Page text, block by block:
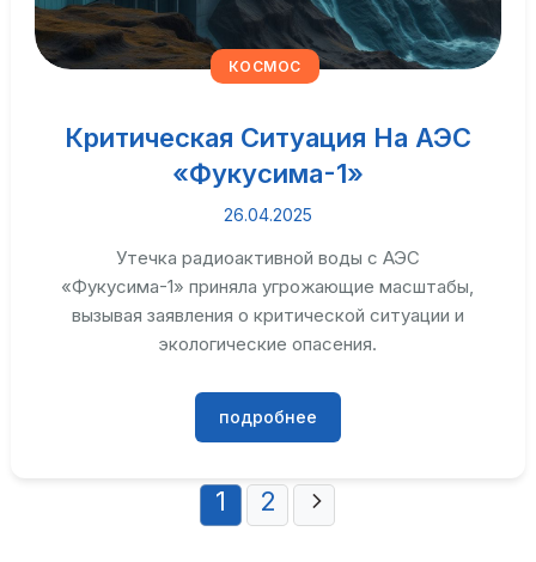
КОСМОС
Критическая Ситуация На АЭС
«Фукусима-1»
26.04.2025
Утечка радиоактивной воды с АЭС
«Фукусима-1» приняла угрожающие масштабы,
вызывая заявления о критической ситуации и
экологические опасения.
подробнее
1 2